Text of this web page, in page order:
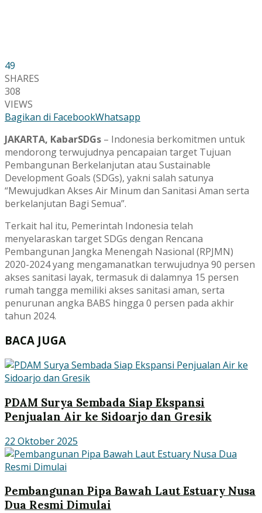
49
SHARES
308
VIEWS
Bagikan di FacebookWhatsapp
JAKARTA, KabarSDGs – Indonesia berkomitmen untuk
mendorong terwujudnya pencapaian target Tujuan
Pembangunan Berkelanjutan atau Sustainable
Development Goals (SDGs), yakni salah satunya
“Mewujudkan Akses Air Minum dan Sanitasi Aman serta
berkelanjutan Bagi Semua”.
Terkait hal itu, Pemerintah Indonesia telah
menyelaraskan target SDGs dengan Rencana
Pembangunan Jangka Menengah Nasional (RPJMN)
2020-2024 yang mengamanatkan terwujudnya 90 persen
akses sanitasi layak, termasuk di dalamnya 15 persen
rumah tangga memiliki akses sanitasi aman, serta
penurunan angka BABS hingga 0 persen pada akhir
tahun 2024.
BACA JUGA
PDAM Surya Sembada Siap Ekspansi
Penjualan Air ke Sidoarjo dan Gresik
22 Oktober 2025
Pembangunan Pipa Bawah Laut Estuary Nusa
Dua Resmi Dimulai